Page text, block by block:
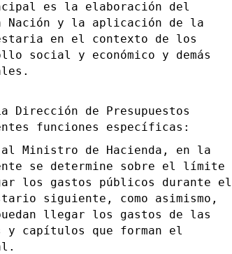
es la elaboración del
Nación y la aplicación de la
en el contexto de los
social y económico y demás
de Presupuestos
funciones específicas:
de Hacienda, en la
se determine sobre el límite
los gastos públicos durante el
siguiente, como asimismo,
llegar los gastos de las
y capítulos que forman el